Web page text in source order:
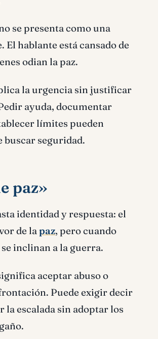
se presenta como una
El hablante está cansado de
odian la paz.
la urgencia sin justificar
ayuda, documentar
límites pueden
buscar seguridad.
paz»
identidad y respuesta: el
de lapaz, pero cuando
inclinan a la guerra.
aceptar abuso o
Puede exigir decir
la escalada sin adoptar los